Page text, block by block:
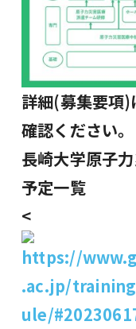
詳細(募集要項
確認ください。
長崎大学原子
予定一覧
<
https://
.ac.jp/
ule/